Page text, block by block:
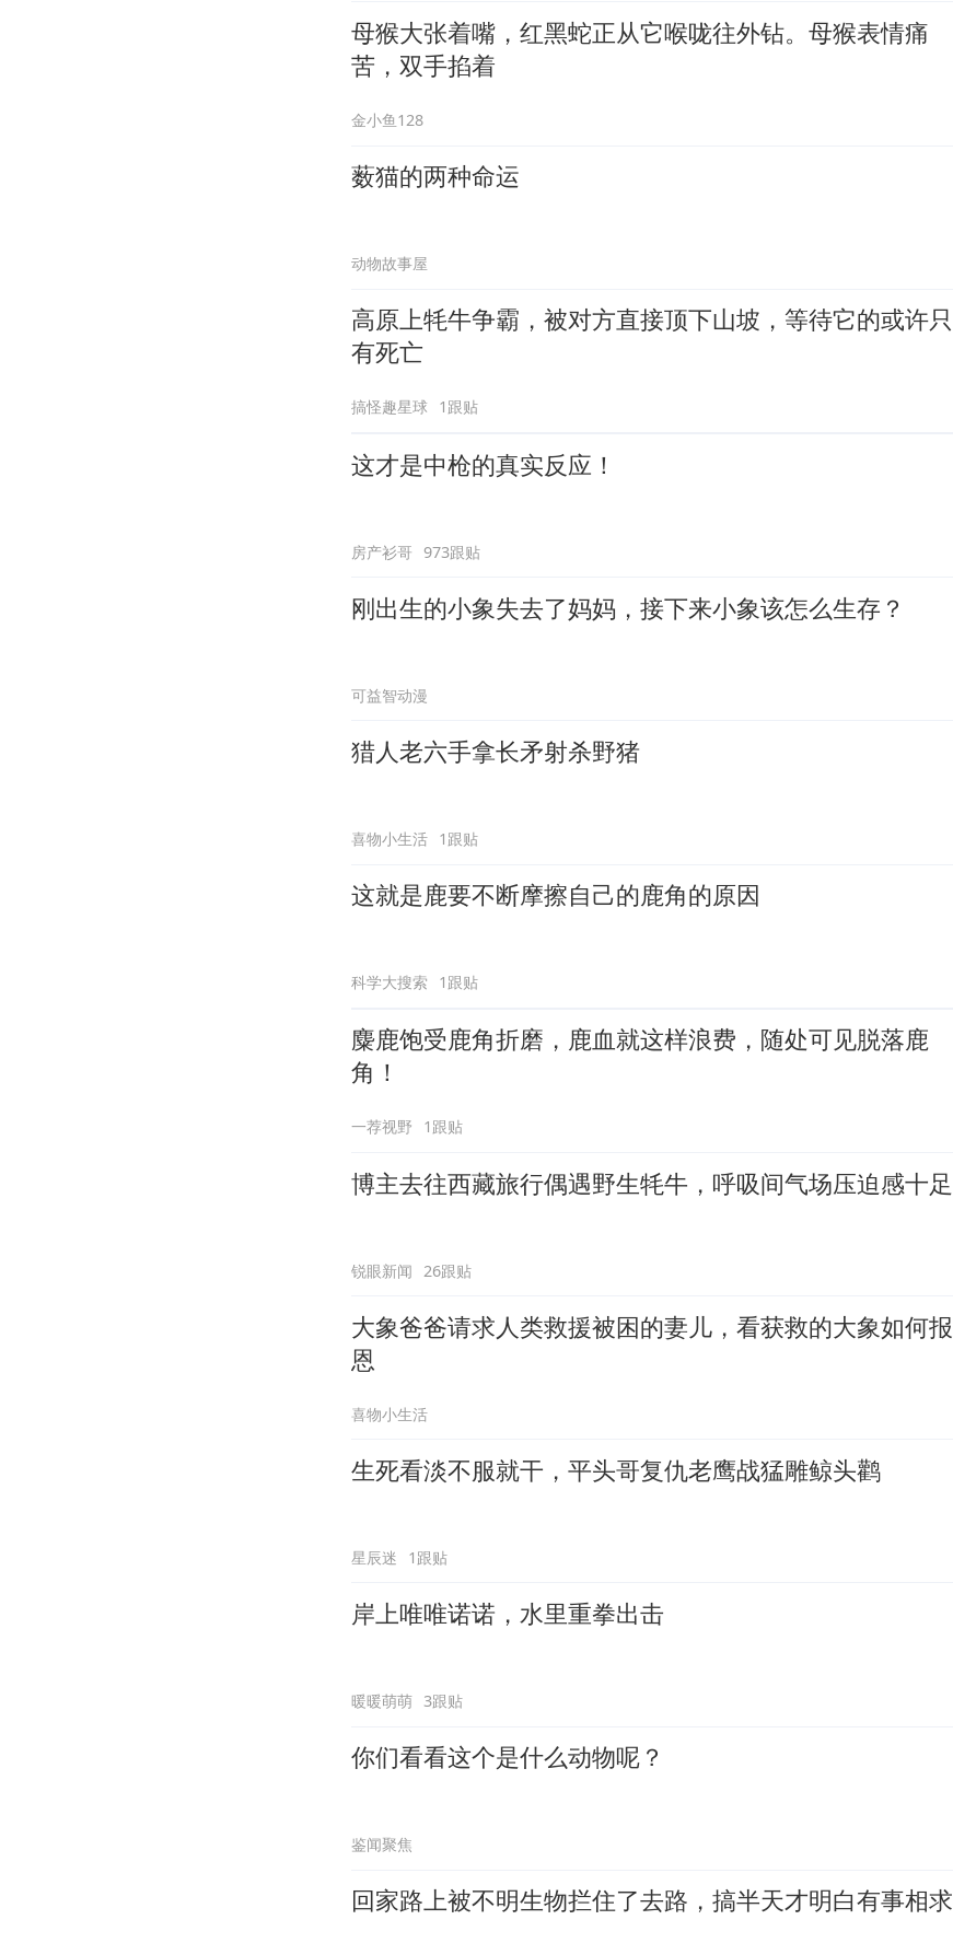
母猴大张着嘴，红黑蛇正从它喉咙往外钻。母猴表情痛
苦，双手掐着
金小鱼128
薮猫的两种命运
动物故事屋
高原上牦牛争霸，被对方直接顶下山坡，等待它的或许只
有死亡
搞怪趣星球 1跟贴
这才是中枪的真实反应！
房产衫哥 973跟贴
刚出生的小象失去了妈妈，接下来小象该怎么生存？
可益智动漫
猎人老六手拿长矛射杀野猪
喜物小生活 1跟贴
这就是鹿要不断摩擦自己的鹿角的原因
科学大搜索 1跟贴
麋鹿饱受鹿角折磨，鹿血就这样浪费，随处可见脱落鹿
角！
一荐视野 1跟贴
博主去往西藏旅行偶遇野生牦牛，呼吸间气场压迫感十足
锐眼新闻 26跟贴
大象爸爸请求人类救援被困的妻儿，看获救的大象如何报
恩
喜物小生活
生死看淡不服就干，平头哥复仇老鹰战猛雕鲸头鹳
星辰迷 1跟贴
岸上唯唯诺诺，水里重拳出击
暖暖萌萌 3跟贴
你们看看这个是什么动物呢？
鉴闻聚焦
回家路上被不明生物拦住了去路，搞半天才明白有事相求